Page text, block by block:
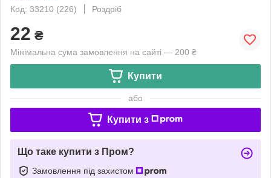
Код: 33210 (226)
Роздріб
22 ₴
Мінімальна сума замовлення на сайті — 200 ₴
Купити
або
Купити з
Що таке купити з Пром?
Замовлення під захистом